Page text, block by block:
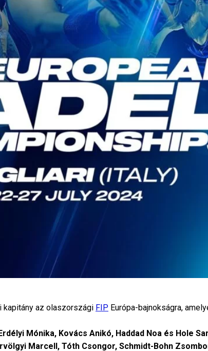
az olaszországi FIP Európa-bajnokságra,
Mónika, Kovács Anikó, Haddad Noa és Hole
Marcell, Tóth Csongor, Schmidt-Bohn